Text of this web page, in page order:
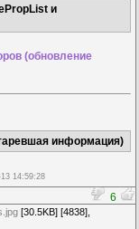
и
(обновление
информация)
13 14:59:28
6
[30.5KB] [4838],